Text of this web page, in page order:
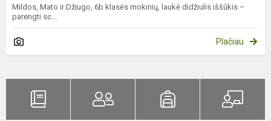
Mildos, Mato ir Džiugo, 6b klasės mokinių, laukė didžiulis iššūkis –
parengti sc...
Plačiau